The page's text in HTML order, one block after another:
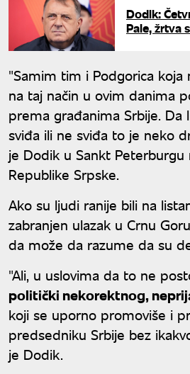
Dodik:
Pale, žrtva
"Samim tim i Podgorica koja
na taj način u ovim danima
prema građanima Srbije. Da
sviđa ili ne sviđa to je neko
je Dodik u Sankt Peterburgu
Republike Srpske.
Ako su ljudi ranije bili na
zabranjen ulazak u Crnu
da može da razume da su
"Ali, u uslovima da to ne
politički nekorektnog,
koji se uporno promoviše i
predsedniku Srbije bez
je Dodik.